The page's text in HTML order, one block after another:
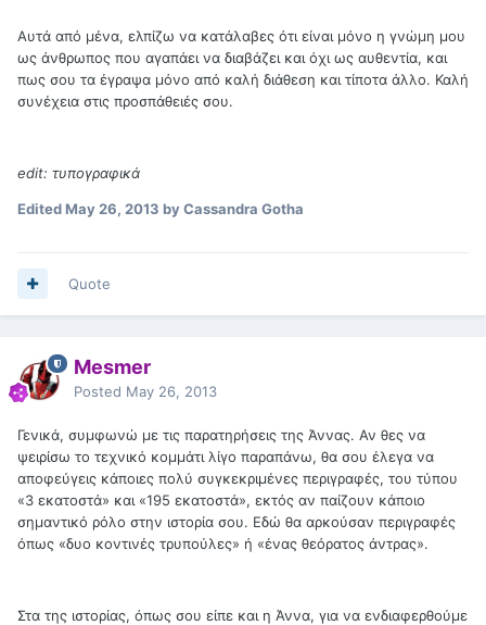
Αυτά από μένα, ελπίζω να κατάλαβες ότι είναι μόνο η γνώμη μου
ως άνθρωπος που αγαπάει να διαβάζει και όχι ως αυθεντία, και
πως σου τα έγραψα μόνο από καλή διάθεση και τίποτα άλλο. Καλή
συνέχεια στις προσπάθειές σου.
edit: τυπογραφικά
EditedMay 26, 2013 by Cassandra Gotha
Quote
Mesmer
Posted May 26, 2013
Γενικά, συμφωνώ με τις παρατηρήσεις της Άννας. Αν θες να
ψειρίσω το τεχνικό κομμάτι λίγο παραπάνω, θα σου έλεγα να
αποφεύγεις κάποιες πολύ συγκεκριμένες περιγραφές, του τύπου
«3 εκατοστά» και «195 εκατοστά», εκτός αν παίζουν κάποιο
σημαντικό ρόλο στην ιστορία σου. Εδώ θα αρκούσαν περιγραφές
όπως «δυο κοντινές τρυπούλες» ή «ένας θεόρατος άντρας».
Στα της ιστορίας, όπως σου είπε και η Άννα, για να ενδιαφερθούμε